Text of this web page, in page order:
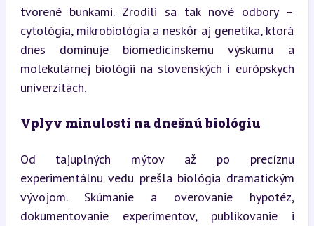
tvorené bunkami. Zrodili sa tak nové odbory –
cytológia, mikrobiológia a neskôr aj genetika, ktorá
dnes dominuje biomedicínskemu výskumu a
molekulárnej biológii na slovenských i európskych
univerzitách.
Vplyv minulosti na dnešnú biológiu
Od tajuplných mýtov až po precíznu
experimentálnu vedu prešla biológia dramatickým
vývojom. Skúmanie a overovanie hypotéz,
dokumentovanie experimentov, publikovanie i